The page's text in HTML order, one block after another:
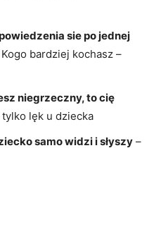
sie po jednej
bardziej kochasz –
niegrzeczny, to cię
tylko lęk u dziecka
samo widzi i słyszy –